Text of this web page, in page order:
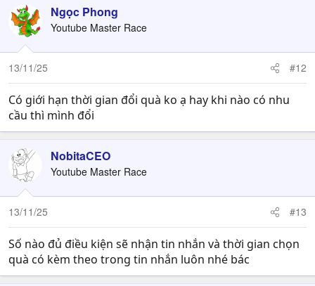
Ngọc Phong
Youtube Master Race
13/11/25 #12
Có giới hạn thời gian đổi quà ko ạ hay khi nào có nhu
cầu thì mình đổi
NobitaCEO
Youtube Master Race
13/11/25 #13
Số nào đủ điều kiện sẽ nhận tin nhắn và thời gian chọn
quà có kèm theo trong tin nhắn luôn nhé bác